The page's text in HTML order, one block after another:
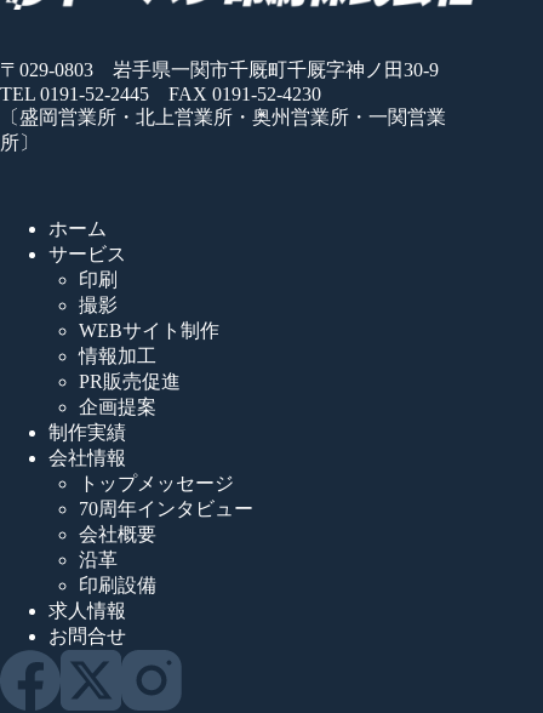
〒029-0803 岩手県一関市千厩町千厩字神ノ田30-9
TEL 0191-52-2445 FAX 0191-52-4230
〔盛岡営業所・北上営業所・奥州営業所・一関営業
所〕
ホーム
サービス
印刷
撮影
WEBサイト制作
情報加工
PR販売促進
企画提案
制作実績
会社情報
トップメッセージ
70周年インタビュー
会社概要
沿革
印刷設備
求人情報
お問合せ